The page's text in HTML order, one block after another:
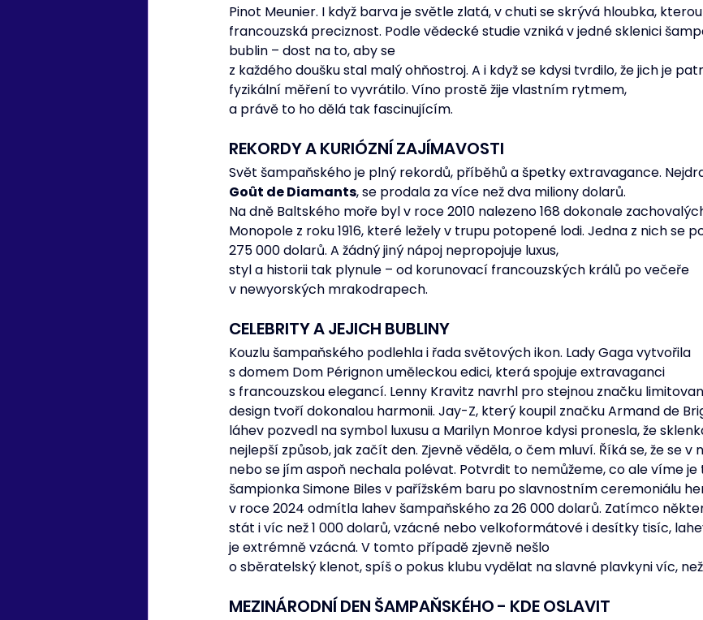
Pinot Meunier. I když barva je světle zlatá, v chuti se skrývá hloubka,
francouzská preciznost. Podle vědecké studie vzniká v jedné sklenici
bublin – dost na to, aby se
z každého doušku stal malý ohňostroj. A i když se kdysi tvrdilo, že jich je
fyzikální měření to vyvrátilo. Víno prostě žije vlastním rytmem,
a právě to ho dělá tak fascinujícím.
REKORDY A KURIÓZNÍ ZAJÍMAVOSTI
Svět šampaňského je plný rekordů, příběhů a špetky extravagance.
Goût de Diamants, se prodala za více než dva miliony dolarů.
Na dně Baltského moře byl v roce 2010 nalezeno 168 dokonale
Monopole z roku 1916, které ležely v trupu potopené lodi. Jedna z nich se
275 000 dolarů. A žádný jiný nápoj nepropojuje luxus,
styl a historii tak plynule – od korunovací francouzských králů po večeře
v newyorských mrakodrapech.
CELEBRITY A JEJICH BUBLINY
Kouzlu šampaňského podlehla i řada světových ikon. Lady Gaga vytvořila
s domem Dom Pérignon uměleckou edici, která spojuje extravaganci
s francouzskou elegancí. Lenny Kravitz navrhl pro stejnou značku
design tvoří dokonalou harmonii. Jay-Z, který koupil značku Armand de
láhev pozvedl na symbol luxusu a Marilyn Monroe kdysi pronesla, že
nejlepší způsob, jak začít den. Zjevně věděla, o čem mluví. Říká se, že se v
nebo se jím aspoň nechala polévat. Potvrdit to nemůžeme, co ale víme je
šampionka Simone Biles v pařížském baru po slavnostním ceremoniálu
v roce 2024 odmítla lahev šampaňského za 26 000 dolarů. Zatímco
stát i víc než 1 000 dolarů, vzácné nebo velkoformátové i desítky tisíc,
je extrémně vzácná. V tomto případě zjevně nešlo
o sběratelský klenot, spíš o pokus klubu vydělat na slavné plavkyni víc,
MEZINÁRODNÍ DEN ŠAMPAŇSKÉHO - KDE OSLAVIT